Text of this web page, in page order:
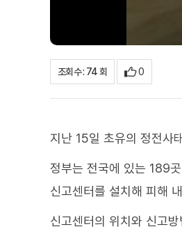
조회수 : 74 회 0
지난 15일 초유의 정전사
정부는 전국에 있는 189
신고센터를 설치해 피해
신고센터의 위치와 신고